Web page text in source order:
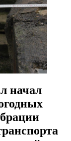
начал